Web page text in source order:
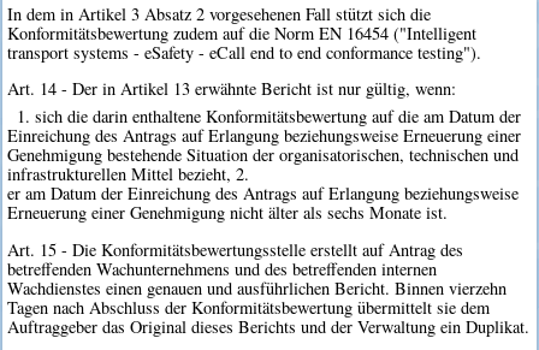
In dem in Artikel 3 Absatz 2 vorgesehenen Fall stützt sich die
Konformitätsbewertung zudem auf die Norm EN 16454 ("Intelligent
transport systems - eSafety - eCall end to end conformance testing").
Art. 14 - Der in Artikel 13 erwähnte Bericht ist nur gültig, wenn:
1. sich die darin enthaltene Konformitätsbewertung auf die am Datum der
Einreichung des Antrags auf Erlangung beziehungsweise Erneuerung einer
Genehmigung bestehende Situation der organisatorischen, technischen und
infrastrukturellen Mittel bezieht, 2.
er am Datum der Einreichung des Antrags auf Erlangung beziehungsweise
Erneuerung einer Genehmigung nicht älter als sechs Monate ist.
Art. 15 - Die Konformitätsbewertungsstelle erstellt auf Antrag des
betreffenden Wachunternehmens und des betreffenden internen
Wachdienstes einen genauen und ausführlichen Bericht. Binnen vierzehn
Tagen nach Abschluss der Konformitätsbewertung übermittelt sie dem
Auftraggeber das Original dieses Berichts und der Verwaltung ein Duplikat.